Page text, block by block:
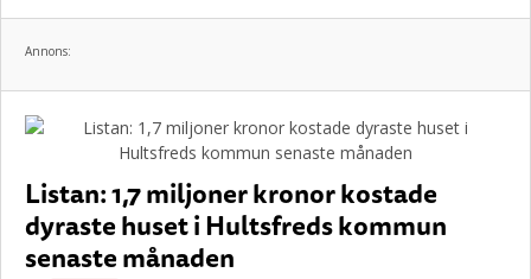
Annons:
Listan: 1,7 miljoner kronor kostade
dyraste huset i Hultsfreds kommun
senaste månaden